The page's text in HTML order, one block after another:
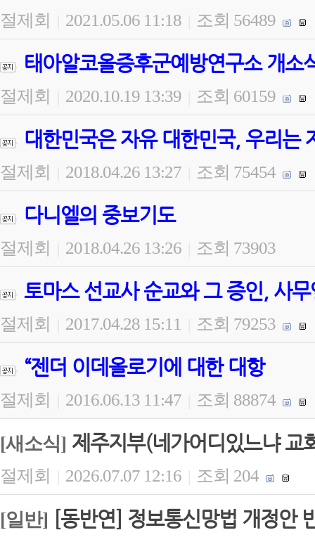
절제회 2021.05.06 11:18 조회 56489
태아알코올증후군예방연구소 개소
절제회 2020.10.19 13:39 조회 60159
대한민국은 자유 대한민국, 우리는
절제회 2018.04.26 13:27 조회 75454
다니엘의 중보기도
절제회 2018.04.26 13:26 조회 73903
토마스 선교사 순교와 그 증인, 사
절제회 2017.04.28 15:11 조회 79253
“젠더 이데올로기에 대한 대항
절제회 2016.06.13 11:47 조회 88874
[새소식] 제주지부(네가어디있느냐 교
절제회 | 2026.07.07 12:16 | 조회 204
[일반] [동반연] 정보통신망법 개정안